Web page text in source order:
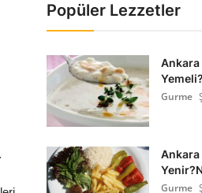
Popüler Lezzetler
Ankara
Gurme
Ankara
Gurme